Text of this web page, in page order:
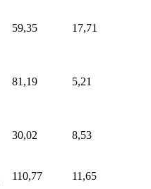
59,35 17,71
81,19 5,21
30,02 8,53
110,77 11,65